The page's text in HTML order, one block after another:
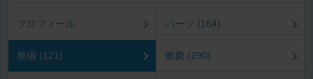
プロフィール パーツ (164)
整備 (121) 燃費 (290)